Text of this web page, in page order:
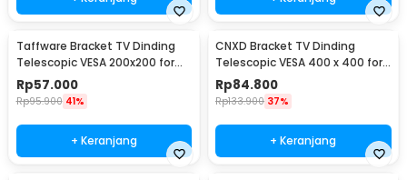
Taffware Bracket TV Dinding
Telescopic VESA 200x200 for
32-55 Inch TV - X-400
Rp57.000
Rp95.900 41%
+ Keranjang
CNXD Bracket TV Dinding
Telescopic VESA 400 x 400 for
26-55 Inch TV - CN814
Rp84.800
Rp133.900 37%
+ Keranjang